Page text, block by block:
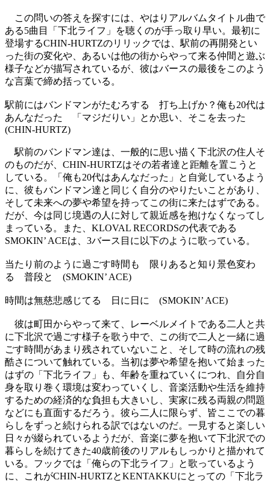
この問いの答えを探すには、やはりアルバムタイトル曲で
ある5曲目「下北ライフ」を聴くのが手っ取り早い。最初に
登場するCHIN-HURTZのリリックでは、駅前の再開発とい
った街の変化や、あるいは他の街からやって来る仲間と遊ぶ
様子などが描写されているが、彼はバースの最後をこのよう
な言葉で締め括っている。
駅前にはバンドマンがたむろする 打ち上げか？俺も20代は
あんなだった 「マジだりい」とか思い、そこを去った
(CHIN-HURTZ)
駅前のバンドマン達は、一般的に思い描く下北沢の住人そ
のものだが、CHIN-HURTZはその若者達と距離を置こうと
している。「俺も20代はあんなだった」と自覚しているよう
に、彼もバンドマン達と同じく自分のやりたいことがあり、
そして未来への夢や希望を持ってこの街に来たはずである。
だが、今は同じ境遇の人に対して親近感を抱けなくなってし
まっている。また、KLOVAL RECORDSの代表である
SMOKIN’ ACEは、3バース目に以下のように歌っている。
当たり前のように過ごす時間も 限りあると知り景色変わ
る 普段と (SMOKIN’ ACE)
時間は無慈悲感じてる 日に日に (SMOKIN’ ACE)
彼は町田からやって来て、レーベルメイトである二人と共
に下北沢で過ごす様子を歌う中で、この街で二人と一緒に過
ごす時間があまり残されていないこと、そして時の流れの残
酷さについて触れている。当初は夢や希望を抱いて始まった
はずの「下北ライフ」も、年齢を重ねていくにつれ、自分自
身を取り巻く環境は変わっていくし、音楽活動や生活を維持
するための経済的な負担も大きいし、実家に残る両親の問題
などにも直面するだろう。彼ら二人に限らず、皆ここでの暮
らしをずっと続けられる訳ではないのだ。一見すると楽しい
日々が綴られているようだが、音楽に夢を抱いて下北沢での
暮らしを続けてきた40歳前後のリアルもしっかりと描かれて
いる。フックでは「俺らの下北ライフ」と歌っているよう
に、これがCHIN-HURTZとKENTAKKUにとっての「下北ラ